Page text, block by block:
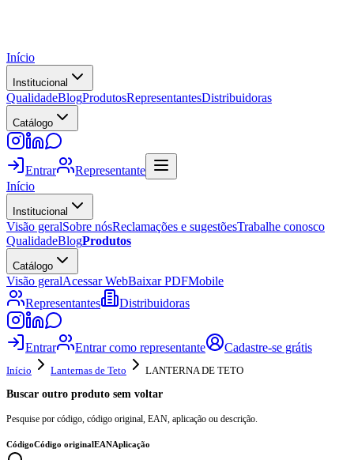
Início
Institucional
QualidadeBlogProdutosRepresentantesDistribuidoras
Catálogo
Entrar
Representante
Início
Institucional
Visão geralSobre nósReclamações e sugestõesTrabalhe conosco
QualidadeBlogProdutos
Catálogo
Visão geralAcessar WebBaixar PDFMobile
Representantes
Distribuidoras
Entrar Entrar como representante Cadastre-se grátis
Início Lanternas de Teto
LANTERNA DE TETO
Buscar outro produto sem voltar
Pesquise por código, código original, EAN, aplicação ou descrição.
CódigoCódigo originalEANAplicação